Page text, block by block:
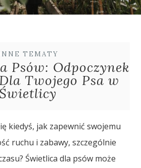
TEMATY
Psów: Odpoczynek
Twojego Psa w
Świetlicy
kiedyś, jak zapewnić swojemu
ruchu i zabawy, szczególnie
Świetlica dla psów może